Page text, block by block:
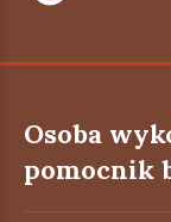
Osoba
pomocnik